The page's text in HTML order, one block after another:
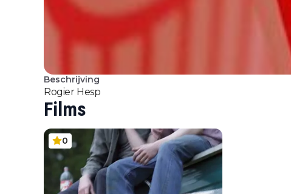
Beschrijving
Rogier Hesp
Films
0